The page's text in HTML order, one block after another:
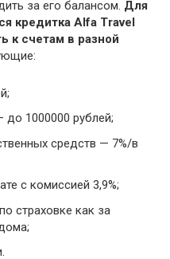
за его балансом. Для
кредитка Alfa Travel
к счетам в разной
1000000 рублей;
средств — 7%/в
с комиссией 3,9%;
страховке как за